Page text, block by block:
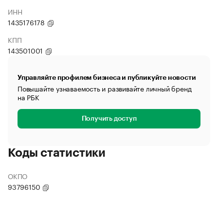
ИНН
1435176178
КПП
143501001
Управляйте профилем бизнеса и публикуйте новости
Повышайте узнаваемость и развивайте личный бренд
на РБК
Получить доступ
Коды статистики
ОКПО
93796150